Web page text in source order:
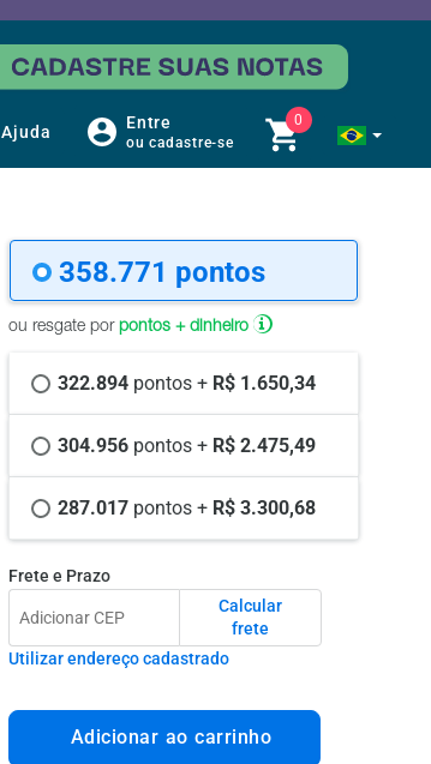
Ajuda Entre
ou cadastre-se
0
358.771 pontos
ou resgate por pontos + dinheiro
322.894 pontos + R$ 1.650,34
304.956 pontos + R$ 2.475,49
287.017 pontos + R$ 3.300,68
Frete e Prazo
Calcular
frete
Utilizar endereço cadastrado
Adicionar ao carrinho